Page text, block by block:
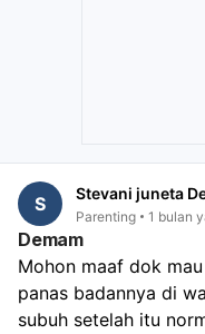
S Stevani juneta
Parenting 1 bulan
Demam
Mohon maaf dok
panas badannya di
subuh setelah itu